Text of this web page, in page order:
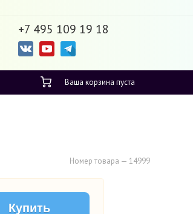
+7 495 109 19 18
Ваша корзина пуста
Номер товара — 14999
Купить